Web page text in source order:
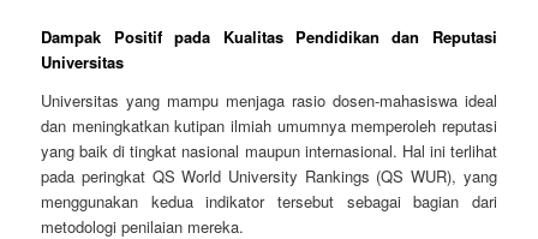
Dampak Positif pada Kualitas Pendidikan dan Reputasi
Universitas
Universitas yang mampu menjaga rasio dosen-mahasiswa ideal
dan meningkatkan kutipan ilmiah umumnya memperoleh reputasi
yang baik di tingkat nasional maupun internasional. Hal ini terlihat
pada peringkat QS World University Rankings (QS WUR), yang
menggunakan kedua indikator tersebut sebagai bagian dari
metodologi penilaian mereka.